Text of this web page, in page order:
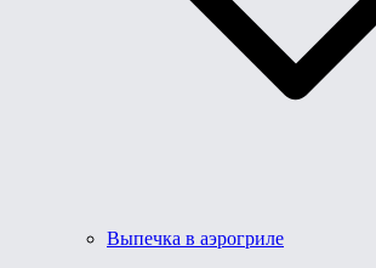
Выпечка в аэрогриле